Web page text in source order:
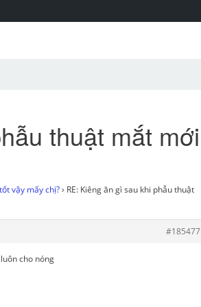
thuật mắt mới
vậy mấy chị? › RE: Kiêng ăn gì sau khi phẫu thuật
#185477
cho nóng